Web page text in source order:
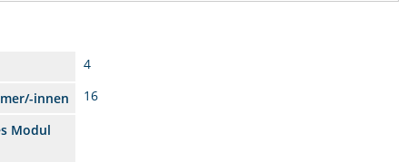
4
innen
16
Modul